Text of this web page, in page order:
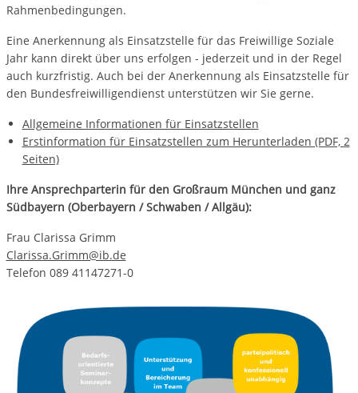
Rahmenbedingungen.
Eine Anerkennung als Einsatzstelle für das Freiwillige Soziale
Jahr kann direkt über uns erfolgen - jederzeit und in der Regel
auch kurzfristig. Auch bei der Anerkennung als Einsatzstelle für
den Bundesfreiwilligendienst unterstützen wir Sie gerne.
Allgemeine Informationen für Einsatzstellen
Erstinformation für Einsatzstellen zum Herunterladen (PDF, 2
Seiten)
Ihre Ansprechparterin für den Großraum München und ganz
Südbayern (Oberbayern / Schwaben / Allgäu):
Frau Clarissa Grimm
Clarissa.Grimm@ib.de
Telefon 089 41147271-0